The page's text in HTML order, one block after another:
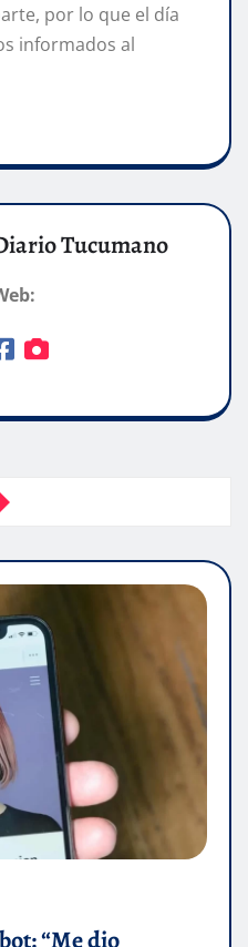
por lo que el día
informados al
Tucumano